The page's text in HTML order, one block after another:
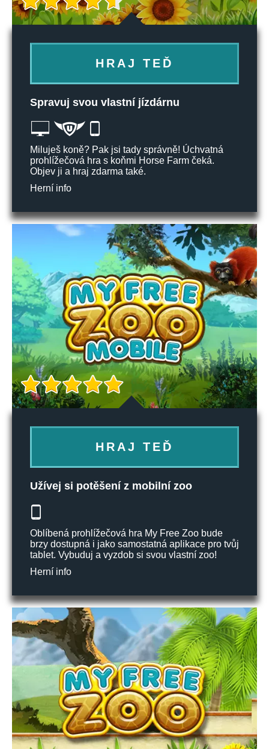
HRAJ TEĎ
Spravuj svou vlastní jízdárnu
Miluješ koně? Pak jsi tady správně! Úchvatná
prohlížečová hra s koňmi Horse Farm čeká.
Objev ji a hraj zdarma také.
Herní info
HRAJ TEĎ
Užívej si potěšení z mobilní zoo
Oblíbená prohlížečová hra My Free Zoo bude
brzy dostupná i jako samostatná aplikace pro tvůj
tablet. Vybuduj a vyzdob si svou vlastní zoo!
Herní info